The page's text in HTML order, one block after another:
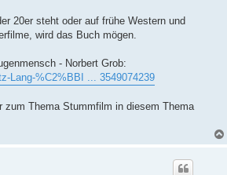
20er steht oder auf frühe Western und
wird das Buch mögen.
- Norbert Grob:
Lang-%C2%BBI ... 3549074239
zum Thema Stummfilm in diesem Thema